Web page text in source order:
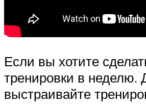
Если вы хотите
тренировки в неделю.
выстраивайте